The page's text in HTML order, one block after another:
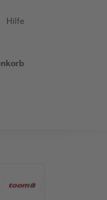
Hilfe